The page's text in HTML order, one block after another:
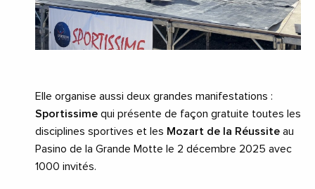
Elle organise aussi deux grandes manifestations :
Sportissime qui présente de façon gratuite toutes les
disciplines sportives et les Mozart de la Réussite au
Pasino de la Grande Motte le 2 décembre 2025 avec
1000 invités.